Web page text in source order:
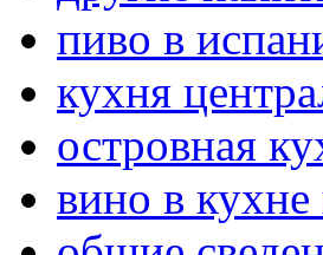
пиво в
кухня
островная
вино в